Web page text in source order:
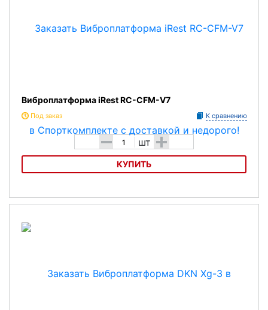
Виброплатформа iRest RC-CFM-V7
Под заказ К сравнению
- шт +
КУПИТЬ
Виброплатформа iRest RC-CFM-V7